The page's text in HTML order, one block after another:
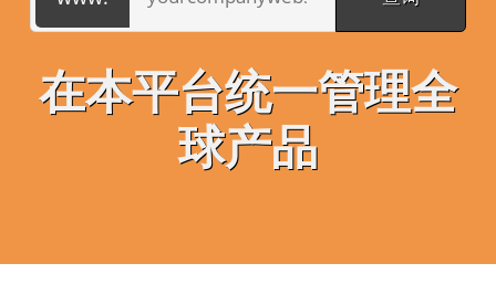
在本平台统一管理全
球产品